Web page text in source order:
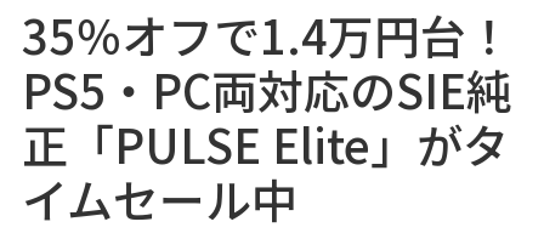
35％オフで1.4万円台！
PS5・PC両対応のSIE純
正「PULSE Elite」がタ
イムセール中